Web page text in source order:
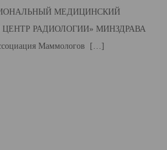
МЕДИЦИНСКИЙ
РАДИОЛОГИИ» МИНЗДРАВА
Маммологов […]